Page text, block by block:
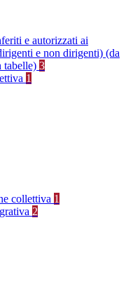
e autorizzati ai
e non dirigenti) (da
tabelle) 3
1
collettiva 1
2